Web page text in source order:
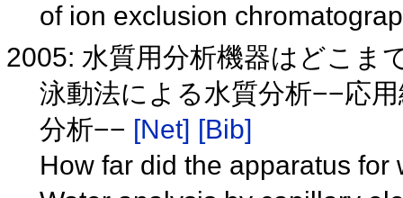
of ion exclusion
2005: 水質用分析機器はどこま
泳動法による水質分析−−応
分析−− [Net] [Bib]
How far did the apparatus